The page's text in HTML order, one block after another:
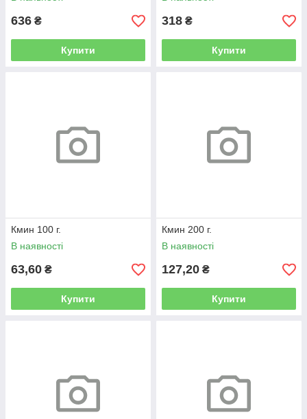
636 ₴
Купити
318 ₴
Купити
Кмин 100 г.
В наявності
63,60 ₴
Купити
Кмин 200 г.
В наявності
127,20 ₴
Купити